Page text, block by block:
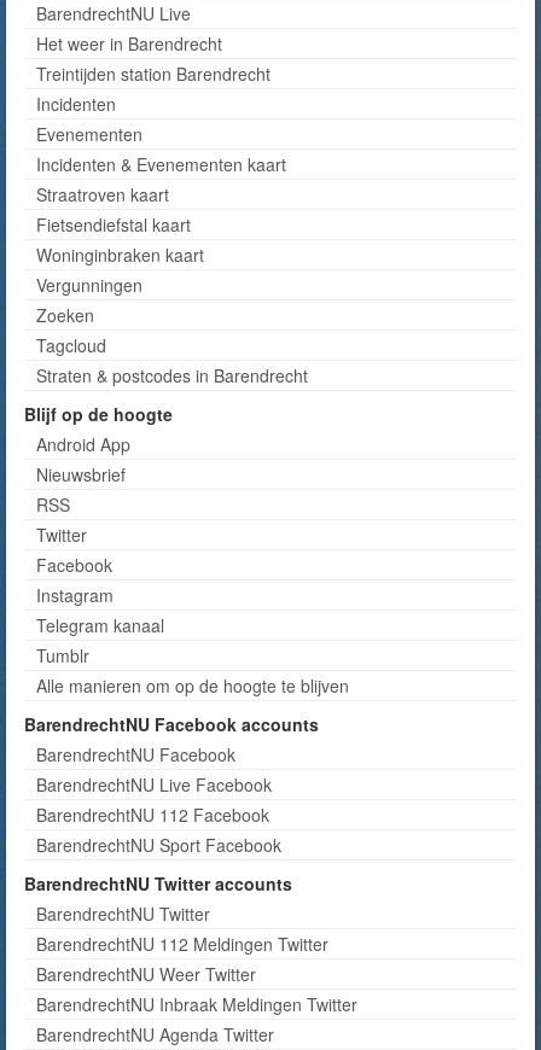
BarendrechtNU Live
Het weer in Barendrecht
Treintijden station Barendrecht
Incidenten
Evenementen
Incidenten & Evenementen kaart
Straatroven kaart
Fietsendiefstal kaart
Woninginbraken kaart
Vergunningen
Zoeken
Tagcloud
Straten & postcodes in Barendrecht
Blijf op de hoogte
Android App
Nieuwsbrief
RSS
Twitter
Facebook
Instagram
Telegram kanaal
Tumblr
Alle manieren om op de hoogte te blijven
BarendrechtNU Facebook accounts
BarendrechtNU Facebook
BarendrechtNU Live Facebook
BarendrechtNU 112 Facebook
BarendrechtNU Sport Facebook
BarendrechtNU Twitter accounts
BarendrechtNU Twitter
BarendrechtNU 112 Meldingen Twitter
BarendrechtNU Weer Twitter
BarendrechtNU Inbraak Meldingen Twitter
BarendrechtNU Agenda Twitter